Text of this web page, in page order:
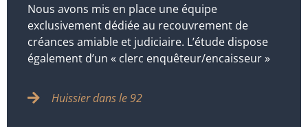
Nous avons mis en place une équipe
exclusivement dédiée au recouvrement de
créances amiable et judiciaire. L’étude dispose
également d’un « clerc enquêteur/encaisseur »
Huissier dans le 92